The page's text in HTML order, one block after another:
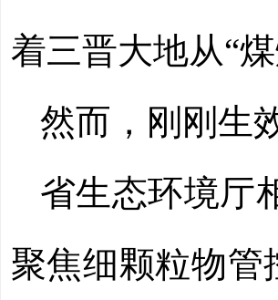
着三晋大地从“
然而，刚刚生
省生态环境厅
聚焦细颗粒物管